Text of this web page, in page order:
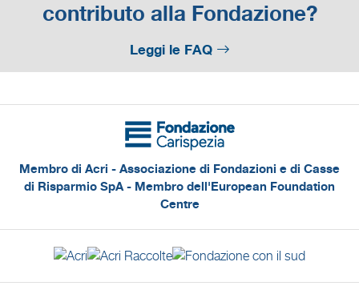
contributo alla Fondazione?
Leggi le FAQ
Membro di Acri - Associazione di Fondazioni e di Casse
di Risparmio SpA - Membro dell'European Foundation
Centre